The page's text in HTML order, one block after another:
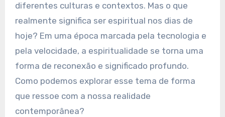
diferentes culturas e contextos. Mas o que
realmente significa ser espiritual nos dias de
hoje? Em uma época marcada pela tecnologia e
pela velocidade, a espiritualidade se torna uma
forma de reconexão e significado profundo.
Como podemos explorar esse tema de forma
que ressoe com a nossa realidade
contemporânea?